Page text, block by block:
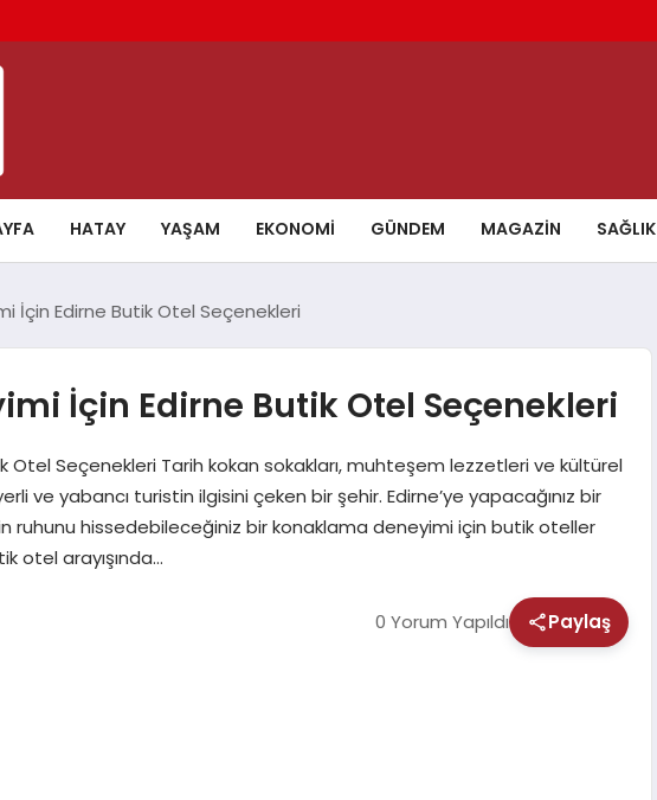
HATAY YAŞAM EKONOMI GÜNDEM MAGAZIN SAĞLIK
İçin Edirne Butik Otel Seçenekleri
İçin Edirne Butik Otel Seçenekleri
Otel Seçenekleri Tarih kokan sokakları, muhteşem lezzetleri ve kültürel
ve yabancı turistin ilgisini çeken bir şehir. Edirne’ye yapacağınız bir
ruhunu hissedebileceğiniz bir konaklama deneyimi için butik oteller
otel arayışında…
0 Yorum Yapıldı Paylaş